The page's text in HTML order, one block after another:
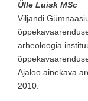
Ülle Luisk MSc
Viljandi
arheoloogia
Ajaloo ainekava
2010.